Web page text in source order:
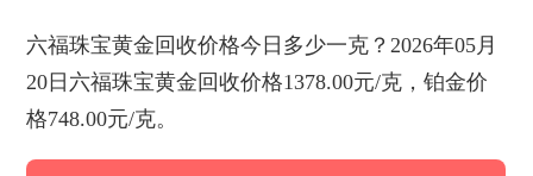
六福珠宝黄金回收价格今日多少一克？2026年05月
20日六福珠宝黄金回收价格1378.00元/克，铂金价
格748.00元/克。